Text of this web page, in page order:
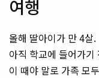
여행
올해 딸아이가 만 4살.
아직 학교에 들어가기
이 때야 말로 가족 모